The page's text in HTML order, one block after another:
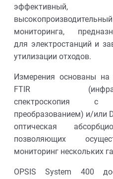
эффективный,
мониторинга,
для электростанций и
утилизации отходов.
Измерения основаны на
FTIR
спектроскопия с
преобразованием) и/или
оптическая
позволяющих
мониторинг нескольких
OPSIS System 400